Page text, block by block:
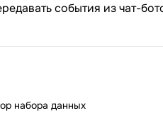
события из чат-
набора данных